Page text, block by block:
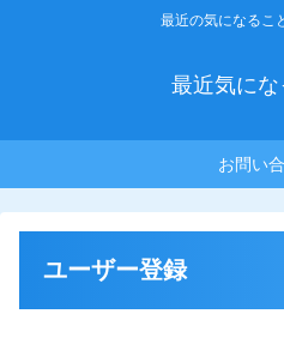
最近の気になるこ
最近気にな
お問い
ユーザー登録